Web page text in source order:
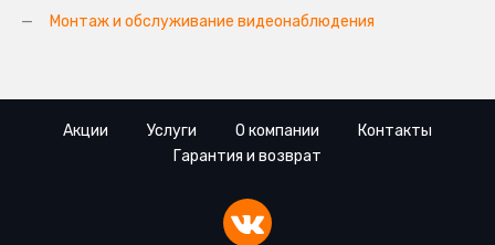
Монтаж и обслуживание видеонаблюдения
Акции Услуги О компании
Контакты
Гарантия и возврат